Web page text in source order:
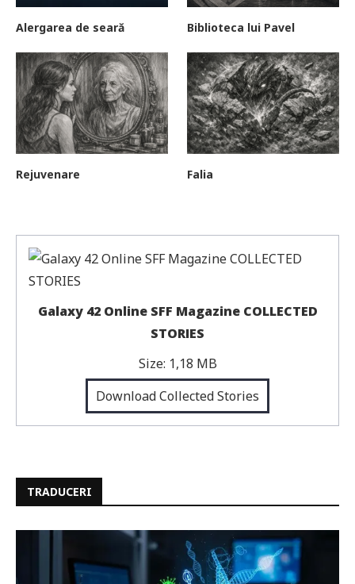
Alergarea de seară Biblioteca lui Pavel
Rejuvenare Falia
Galaxy 42 Online SFF Magazine COLLECTED
STORIES
Size: 1,18 MB
Download Collected Stories
TRADUCERI